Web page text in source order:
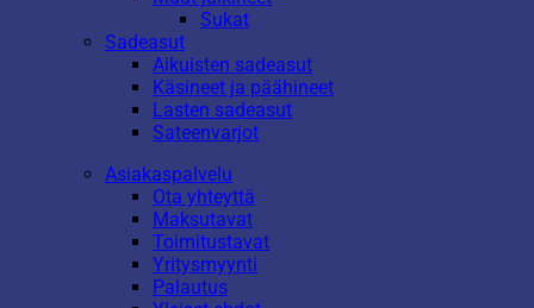
Sukat
Sadeasut
Aikuisten sadeasut
Käsineet ja päähineet
Lasten sadeasut
Sateenvarjot
Asiakaspalvelu
Ota yhteyttä
Maksutavat
Toimitustavat
Yritysmyynti
Palautus